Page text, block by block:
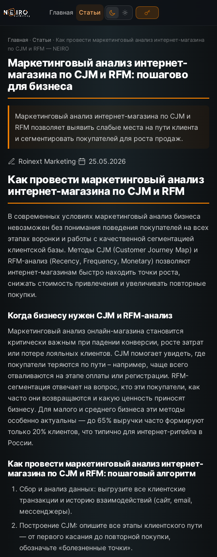
Главная Статьи
Главная · Статьи · Как провести маркетинговый анализ интернет-магазина
по CJM и RFM — NEIRO
Маркетинговый анализ интернет-
магазина по CJM и RFM: пошагово
для бизнеса
Маркетинговый анализ интернет-магазина по CJM и
RFM позволяет выявить слабые места на пути клиента
и сегментировать покупателей для роста продаж.
Roinext Marketing· 25.05.2026
Как провести маркетинговый анализ
интернет-магазина по CJM и RFM
В современных условиях маркетинговый анализ бизнеса
невозможен без понимания поведения покупателей на всех
этапах воронки и работы с качественной сегментацией
клиентской базы. Методы CJM (Customer Journey Map) и
RFM-анализ (Recency, Frequency, Monetary) позволяют
интернет-магазинам быстро находить точки роста,
снижать стоимость привлечения и увеличивать повторные
покупки.
Когда бизнесу нужен CJM и RFM-анализ
Маркетинговый анализ онлайн-магазина становится
критически важным при падении конверсии, росте затрат
или потере лояльных клиентов. CJM помогает увидеть, где
покупатели теряются по пути – например, чаще всего
отваливаются на этапе оплаты или регистрации. RFM-
сегментация отвечает на вопрос, кто эти покупатели, как
часто они возвращаются и какую ценность приносят
бизнесу. Для малого и среднего бизнеса эти методы
особенно актуальны — до 65% выручки часто формируют
только 20% клиентов, что типично для интернет-ритейла в
России.
Как провести маркетинговый анализ интернет-
магазина по CJM и RFM: пошаговый алгоритм
Сбор и анализ данных: выгрузите все клиентские
транзакции и историю взаимодействий (сайт, email,
мессенджеры).
Построение CJM: опишите все этапы клиентского пути
— от первого касания до повторной покупки,
обозначьте «болезненные точки».